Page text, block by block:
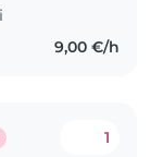
un
9,00 €/h
1